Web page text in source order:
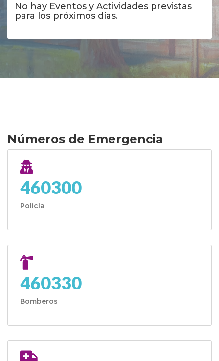
No hay Eventos y Actividades previstas
para los próximos días.
Números de Emergencia
460300
Policía
460330
Bomberos